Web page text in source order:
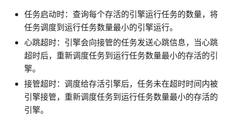
任务启动时：查询每个存活的引擎运行任务的数量，将
任务调度到运行任务数量最小的引擎运行。
心跳超时：引擎会向接管的任务发送心跳信息，当心跳
超时后，重新调度任务到运行任务数量最小的存活的引
擎。
接管超时：调度给存活引擎后，任务未在超时时间内被
引擎接管，重新调度任务到运行任务数量最小的存活的
引擎。